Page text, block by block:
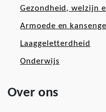
Gezondheid, welzijn
Armoede en
Laaggeletterdheid
Onderwijs
Over ons